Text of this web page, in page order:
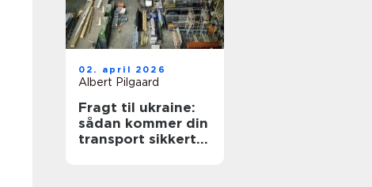
02. april 2026
Albert Pilgaard
Fragt til ukraine:
sådan kommer din
transport sikkert